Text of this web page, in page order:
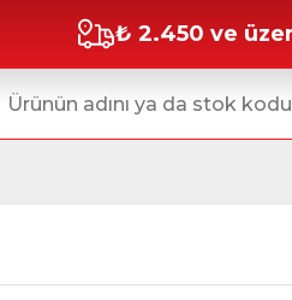
₺ 2.450 ve